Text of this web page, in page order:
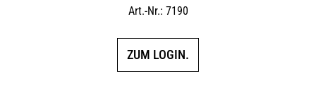
Art.-Nr.: 7190
ZUM LOGIN.